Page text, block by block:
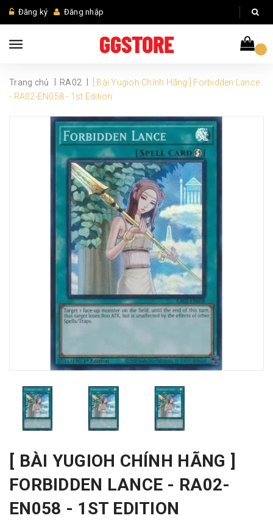
Đăng ký Đăng nhập
Trang chủ RA02
[ Bài Yugioh Chính Hãng ] Forbidden Lance
- RA02-EN058 - 1st Edition
[ BÀI YUGIOH CHÍNH HÃNG ]
FORBIDDEN LANCE - RA02-
EN058 - 1ST EDITION